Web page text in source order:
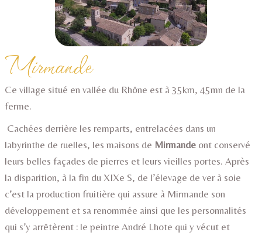
Mirmande
Ce village situé en vallée du Rhône est à 35km, 45mn de la
ferme.
Cachées derrière les remparts, entrelacées dans un
labyrinthe de ruelles, les maisons de Mirmande ont conservé
leurs belles façades de pierres et leurs vieilles portes. Après
la disparition, à la fin du XIXe S, de l’élevage de ver à soie
c’est la production fruitière qui assure à Mirmande son
développement et sa renommée ainsi que les personnalités
qui s’y arrêtèrent : le peintre André Lhote qui y vécut et